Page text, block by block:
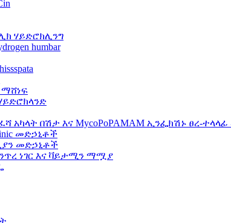
ሃይድሮክሊንግ
humbar
ማሸነፍ
አካላት በሽታ እና MycoPoPAMAM ኢንፌክሽኑ ፀረ-
መድኃኒቶች
መድኃኒቶች
ነገር እና ቫይታሚን ማሟያ